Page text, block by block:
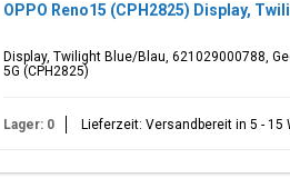
OPPO Reno15 (CPH2825) Display,
Display, Twilight Blue/Blau, 621029000788,
5G (CPH2825)
Lager: 0 Lieferzeit: Versandbereit in 5 - 15